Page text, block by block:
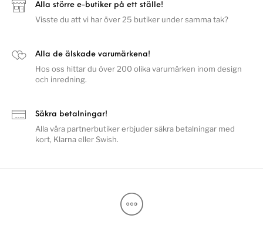
Alla större e-butiker på ett ställe!
Visste du att vi har över 25 butiker under samma tak?
Alla de älskade varumärkena!
Hos oss hittar du över 200 olika varumärken inom design
och inredning.
Säkra betalningar!
Alla våra partnerbutiker erbjuder säkra betalningar med
kort, Klarna eller Swish.